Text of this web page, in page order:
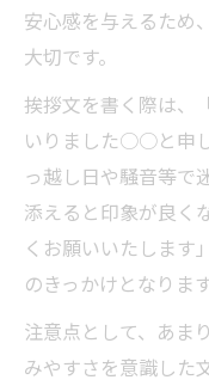
安心感を与えるため
大切です。
挨拶文を書く際は
いりました○○と申
っ越し日や騒音等で
添えると印象が良く
くお願いいたします
のきっかけとなります
注意点として、あま
みやすさを意識した